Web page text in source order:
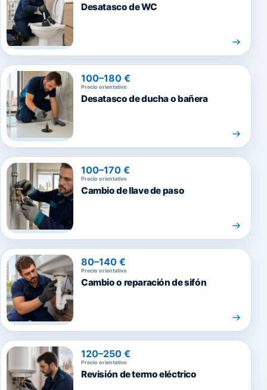
Desatasco de WC
100–180 €
Precio orientativo
Desatasco de ducha o bañera
100–170 €
Precio orientativo
Cambio de llave de paso
80–140 €
Precio orientativo
Cambio o reparación de sifón
120–250 €
Precio orientativo
Revisión de termo eléctrico